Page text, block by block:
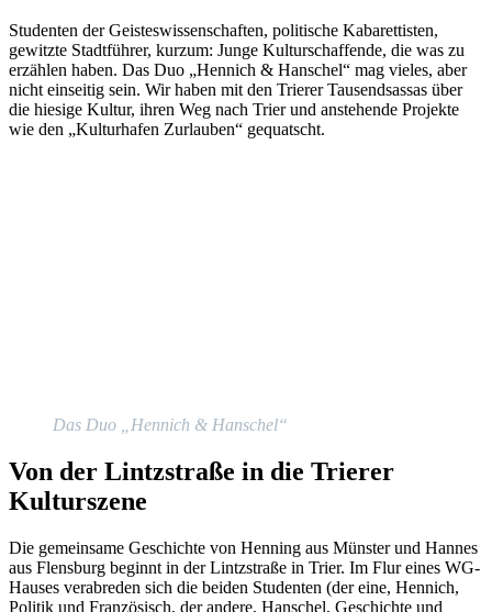
Studenten der Geisteswissenschaften, politische Kabarettisten,
gewitzte Stadtführer, kurzum: Junge Kulturschaffende, die was zu
erzählen haben. Das Duo „Hennich & Hanschel“ mag vieles, aber
nicht einseitig sein. Wir haben mit den Trierer Tausendsassas über
die hiesige Kultur, ihren Weg nach Trier und anstehende Projekte
wie den „Kulturhafen Zurlauben“ gequatscht.
Das Duo „Hennich & Hanschel“
Von der Lintzstraße in die Trierer
Kulturszene
Die gemeinsame Geschichte von Henning aus Münster und Hannes
aus Flensburg beginnt in der Lintzstraße in Trier. Im Flur eines WG-
Hauses verabreden sich die beiden Studenten (der eine, Hennich,
Politik und Französisch, der andere, Hanschel, Geschichte und